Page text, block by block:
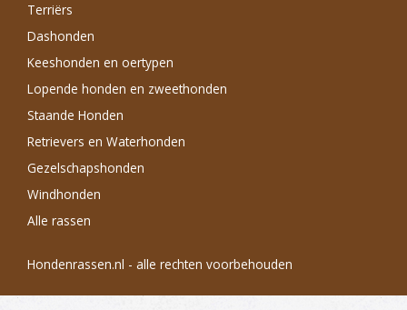
Terriërs
Dashonden
Keeshonden en oertypen
Lopende honden en zweethonden
Staande Honden
Retrievers en Waterhonden
Gezelschapshonden
Windhonden
Alle rassen
Hondenrassen.nl - alle rechten voorbehouden